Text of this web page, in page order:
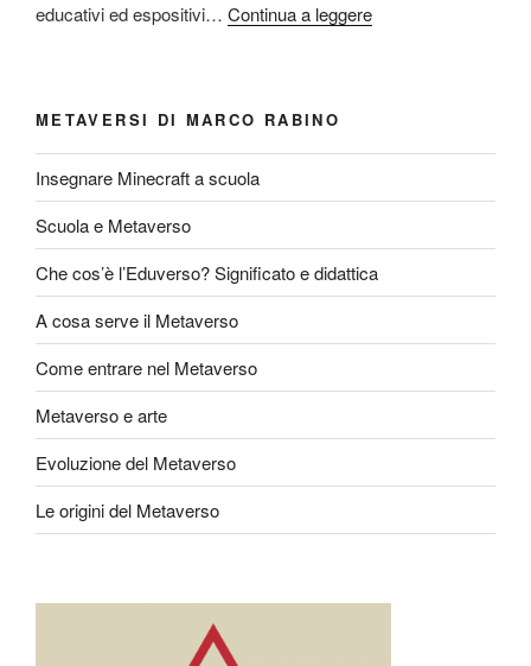
educativi ed espositivi… Continua a leggere
METAVERSI DI MARCO RABINO
Insegnare Minecraft a scuola
Scuola e Metaverso
Che cos’è l’Eduverso? Significato e didattica
A cosa serve il Metaverso
Come entrare nel Metaverso
Metaverso e arte
Evoluzione del Metaverso
Le origini del Metaverso